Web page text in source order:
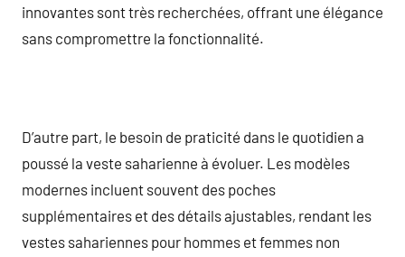
innovantes sont très recherchées, offrant une élégance
sans compromettre la fonctionnalité.
D’autre part, le besoin de praticité dans le quotidien a
poussé la veste saharienne à évoluer. Les modèles
modernes incluent souvent des poches
supplémentaires et des détails ajustables, rendant les
vestes sahariennes pour hommes et femmes non